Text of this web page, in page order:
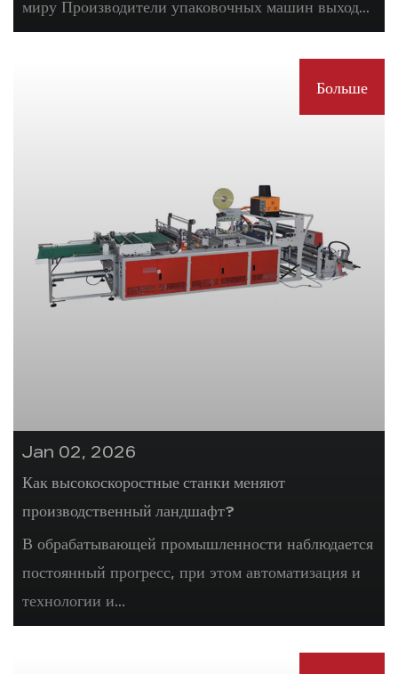
миру Производители упаковочных машин выход...
Больше
Jan 02, 2026
Как высокоскоростные станки меняют
производственный ландшафт?
В обрабатывающей промышленности наблюдается
постоянный прогресс, при этом автоматизация и
технологии и...